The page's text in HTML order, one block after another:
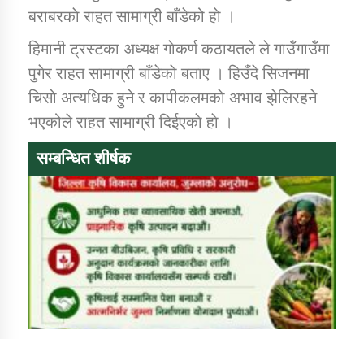
बराबरकाे राहत सामाग्री बाँडेको हाे ।
हिमानी ट्रस्टका अध्यक्ष गाेकर्ण कठायतले ले गाउँगाउँमा
पुगेर राहत सामाग्री बाँडेकाे बताए । हिउँदे सिजनमा
चिसाे अत्यधिक हुने र कापीकलमकाे अभाव झेलिरहने
भएकोले राहत सामाग्री दिईएकाे हाे ।
सम्बन्धित शीर्षक